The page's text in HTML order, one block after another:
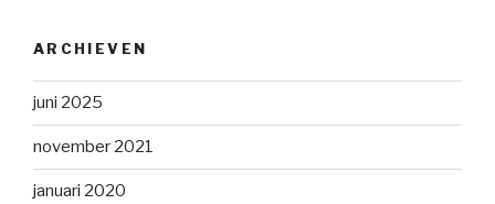
ARCHIEVEN
juni 2025
november 2021
januari 2020